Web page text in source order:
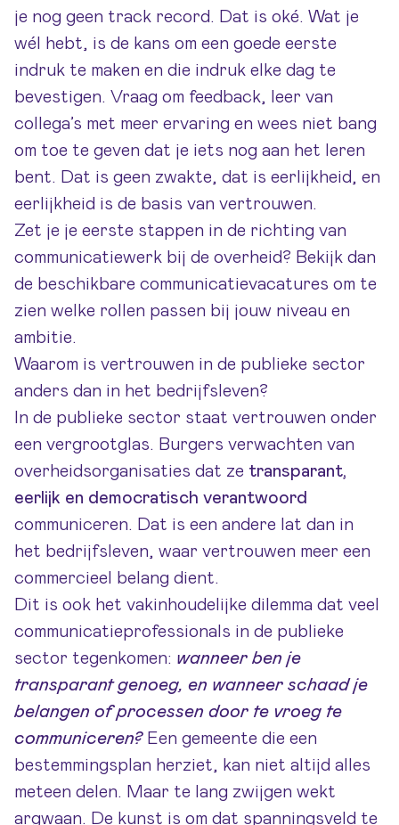
je nog geen track record. Dat is oké. Wat je
wél hebt, is de kans om een goede eerste
indruk te maken en die indruk elke dag te
bevestigen. Vraag om feedback, leer van
collega’s met meer ervaring en wees niet bang
om toe te geven dat je iets nog aan het leren
bent. Dat is geen zwakte, dat is eerlijkheid, en
eerlijkheid is de basis van vertrouwen.
Zet je je eerste stappen in de richting van
communicatiewerk bij de overheid? Bekijk dan
de beschikbare communicatievacatures om te
zien welke rollen passen bij jouw niveau en
ambitie.
Waarom is vertrouwen in de publieke sector
anders dan in het bedrijfsleven?
In de publieke sector staat vertrouwen onder
een vergrootglas. Burgers verwachten van
overheidsorganisaties dat ze transparant,
eerlijk en democratisch verantwoord
communiceren. Dat is een andere lat dan in
het bedrijfsleven, waar vertrouwen meer een
commercieel belang dient.
Dit is ook het vakinhoudelijke dilemma dat veel
communicatieprofessionals in de publieke
sector tegenkomen: wanneer ben je
transparant genoeg, en wanneer schaad je
belangen of processen door te vroeg te
communiceren?Een gemeente die een
bestemmingsplan herziet, kan niet altijd alles
meteen delen. Maar te lang zwijgen wekt
argwaan. De kunst is om dat spanningsveld te